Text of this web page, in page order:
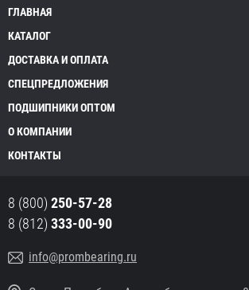
ГЛАВНАЯ
КАТАЛОГ
ДОСТАВКА И ОПЛАТА
СПЕЦПРЕДЛОЖЕНИЯ
ПОДШИПНИКИ ОПТОМ
О КОМПАНИИ
КОНТАКТЫ
8 (800) 250-57-28
8 (812) 333-00-90
info@prombearing.ru